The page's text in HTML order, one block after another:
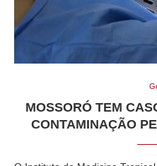
MOSSORÓ TEM
CONTAMINAÇÃO